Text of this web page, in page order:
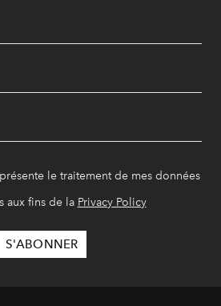
le traitement de mes données
aux fins de la Privacy Policy